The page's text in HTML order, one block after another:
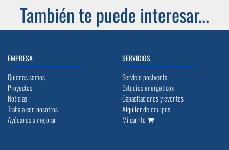
También te puede interesar...
EMPRESA
Quienes somos
Proyectos
Noticias
Trabaja con nosotros
Ayúdanos a mejorar
SERVICIOS
Servicio postventa
Estudios energéticos
Capacitaciones y eventos
Alquiler de equipos
Mi carrito